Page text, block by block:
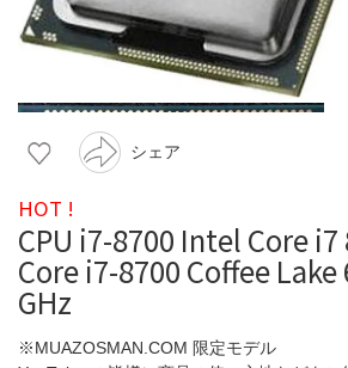
シェア
HOT !
CPU i7-8700 Intel Core i7
Core i7-8700 Coffee Lake
GHz
※MUAZOSMAN.COM 限定モデル